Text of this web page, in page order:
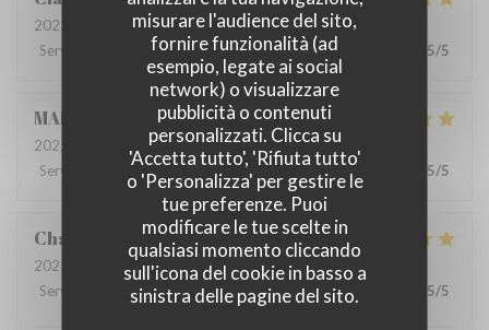
misurare l'audience del sito,
fornire funzionalità (ad
esempio, legate ai social
network) o visualizzare
pubblicità o contenuti
personalizzati. Clicca su
'Accetta tutto', 'Rifiuta tutto'
o 'Personalizza' per gestire le
tue preferenze. Puoi
modificare le tue scelte in
qualsiasi momento cliccando
sull'icona del cookie in basso a
sinistra delle pagine del sito.
2022-06-21
- 19:00 - Ospiti 2
Servizio
Atmosfera :5 /5 Cucina: 5/5 Qualità / Prezzo 5/5
MARIA
2022-06-20
- 19:00 - Ospiti 8
Servizio
Atmosfera 5/5 Cucina:5/5 Qualità / Prezzo 5/5
Charlotte
2022-06-19
- 21:15 - Ospiti 2
Servizio
Atmosfera : 5/5 Cucina: 5 /5 Qualità / Prezzo 5/5